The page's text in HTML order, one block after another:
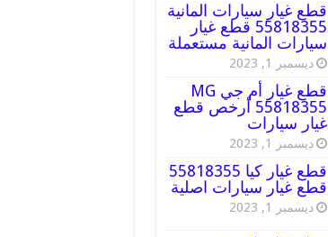
قطع غيار سيارات المانية
55818355 قطع غيار
سيارات المانية مستعملة
ديسمبر 1, 2023
قطع غيار أم جي MG
55818355 أرخص قطع
غيار سيارات
ديسمبر 1, 2023
قطع غيار كيا 55818355
قطع غيار سيارات اصلية
ديسمبر 1, 2023